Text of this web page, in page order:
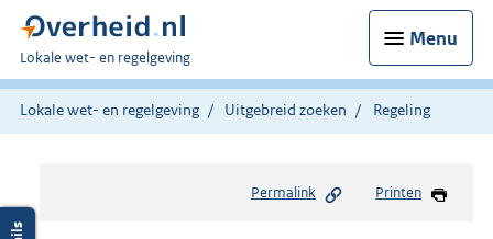
Menu
U
bent
hier:
Lokale wet- en regelgeving
Lokale wet- en regelgeving Uitgebreid zoeken Regeling
Permalink Printen